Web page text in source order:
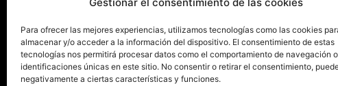
Para ofrecer las mejores experiencias, utilizamos tecnologías como las cookies
almacenar y/o acceder a la información del dispositivo. El consentimiento de estas
tecnologías nos permitirá procesar datos como el comportamiento de navegación
identificaciones únicas en este sitio. No consentir o retirar el consentimiento,
negativamente a ciertas características y funciones.
© 2026